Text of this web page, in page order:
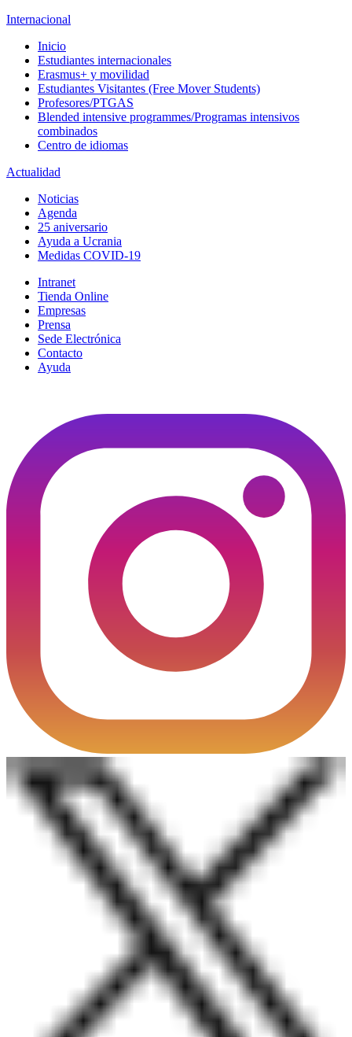
Internacional
Inicio
Estudiantes internacionales
Erasmus+ y movilidad
Estudiantes Visitantes (Free Mover Students)
Profesores/PTGAS
Blended intensive programmes/Programas intensivos
combinados
Centro de idiomas
Actualidad
Noticias
Agenda
25 aniversario
Ayuda a Ucrania
Medidas COVID-19
Intranet
Tienda Online
Empresas
Prensa
Sede Electrónica
Contacto
Ayuda